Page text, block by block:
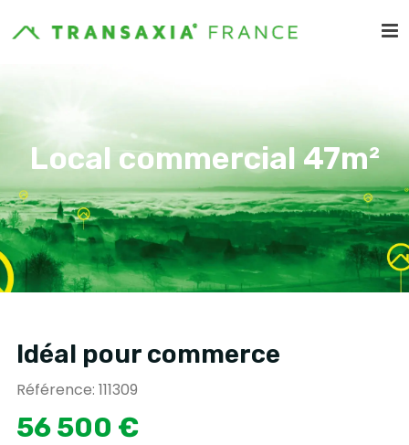
Local commercial 47m²
Idéal pour commerce
Référence: 111309
56 500 €